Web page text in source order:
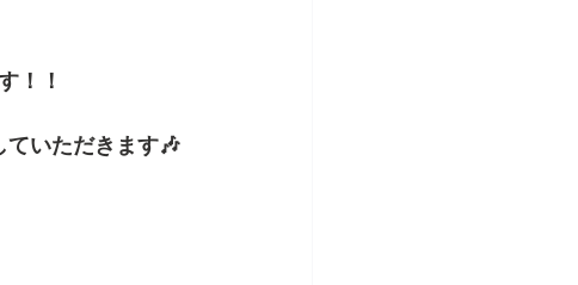
！！
ていただきます🎶